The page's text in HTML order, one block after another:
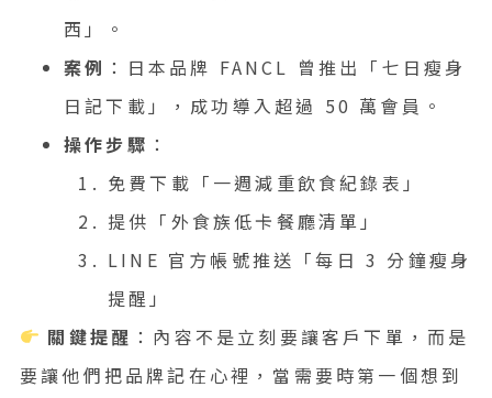
西」。
案例 ：日本品牌 FANCL 曾推出「七日瘦身
日記下載」，成功導入超過 50 萬會員。
操作步驟 ：
免費下載「一週減重飲食紀錄表」
提供「外食族低卡餐廳清單」
LINE 官方帳號推送「每日 3 分鐘瘦身
提醒」
關鍵提醒 ：內容不是立刻要讓客戶下單，而是
要讓他們把品牌記在心裡，當需要時第一個想到